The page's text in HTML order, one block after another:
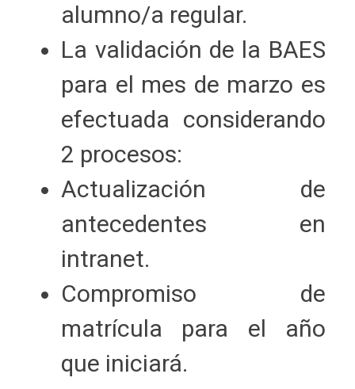
alumno/a regular.
La validación de la BAES
para el mes de marzo es
efectuada considerando
2 procesos:
Actualización de
antecedentes en
intranet.
Compromiso de
matrícula para el año
que iniciará.